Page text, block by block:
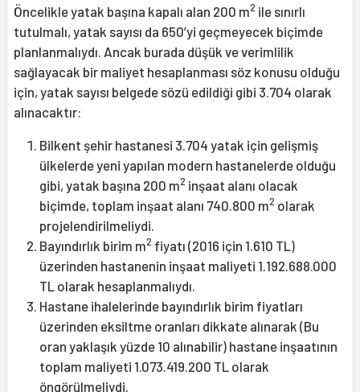
Öncelikle yatak başına kapalı alan 200 m2 ile sınırlı
tutulmalı, yatak sayısı da 650’yi geçmeyecek biçimde
planlanmalıydı. Ancak burada düşük ve verimlilik
sağlayacak bir maliyet hesaplanması söz konusu olduğu
için, yatak sayısı belgede sözü edildiği gibi 3.704 olarak
alınacaktır:
Bilkent şehir hastanesi 3.704 yatak için gelişmiş
ülkelerde yeni yapılan modern hastanelerde olduğu
gibi, yatak başına 200 m2 inşaat alanı olacak
biçimde, toplam inşaat alanı 740.800 m2 olarak
projelendirilmeliydi.
Bayındırlık birim m2 fiyatı (2016 için 1.610 TL)
üzerinden hastanenin inşaat maliyeti 1.192.688.000
TL olarak hesaplanmalıydı.
Hastane ihalelerinde bayındırlık birim fiyatları
üzerinden eksiltme oranları dikkate alınarak (Bu
oran yaklaşık yüzde 10 alınabilir) hastane inşaatının
toplam maliyeti 1.073.419.200 TL olarak
öngörülmeliydi.